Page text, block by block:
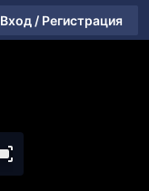
Вход / Регистрация